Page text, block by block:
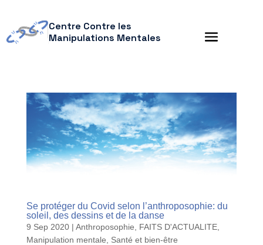
Centre Contre les
Manipulations Mentales
Se protéger du Covid selon l’anthroposophie: du
soleil, des dessins et de la danse
9 Sep 2020| Anthroposophie FAITS D'ACTUALITE,
Manipulation mentale
Santé et bien-être